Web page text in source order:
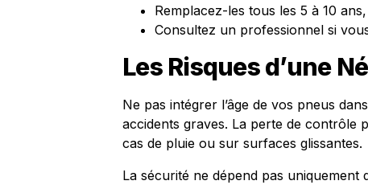
Remplacez-les tous les 5 à 10
Consultez un professionnel si
Les Risques d’une
Ne pas intégrer l’âge de vos pneus
accidents graves. La perte de contrôle
cas de pluie ou sur surfaces glissantes.
La sécurité ne dépend pas uniquement